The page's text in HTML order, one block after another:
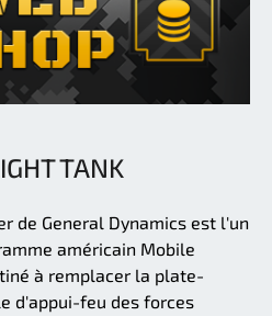
TANK
de General Dynamics est l'un
américain Mobile
à remplacer la plate-
d'appui-feu des forces